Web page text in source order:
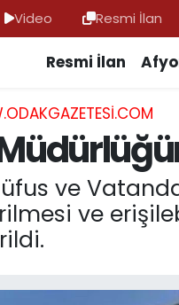
Video Resmi İlan
Resmi İlan
ve
ve